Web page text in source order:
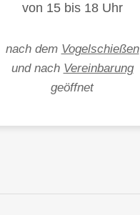
von 15 bis 18 Uhr
nach dem Vogelschießen
und nach Vereinbarung
geöffnet